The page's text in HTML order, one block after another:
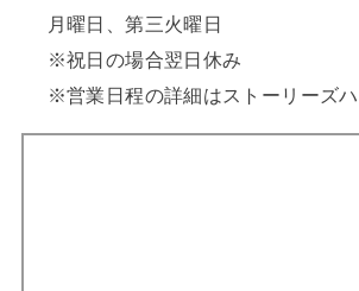
月曜日、第三火曜日
※祝日の場合翌日休み
※営業日程の詳細はストーリーズ